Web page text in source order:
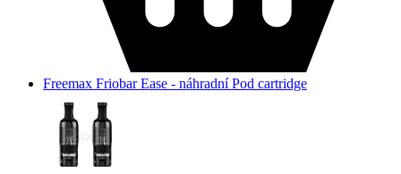
Freemax Friobar Ease - náhradní Pod cartridge